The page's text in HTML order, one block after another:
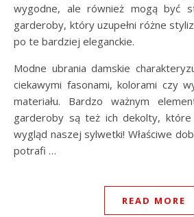
wygodne, ale również mogą być
garderoby, który uzupełni różne
po te bardziej eleganckie.
Modne ubrania damskie
ciekawymi fasonami, kolorami czy
materiału. Bardzo ważnym
garderoby są też ich dekolty, które
wygląd naszej sylwetki! Właściwe
potrafi …
READ MORE